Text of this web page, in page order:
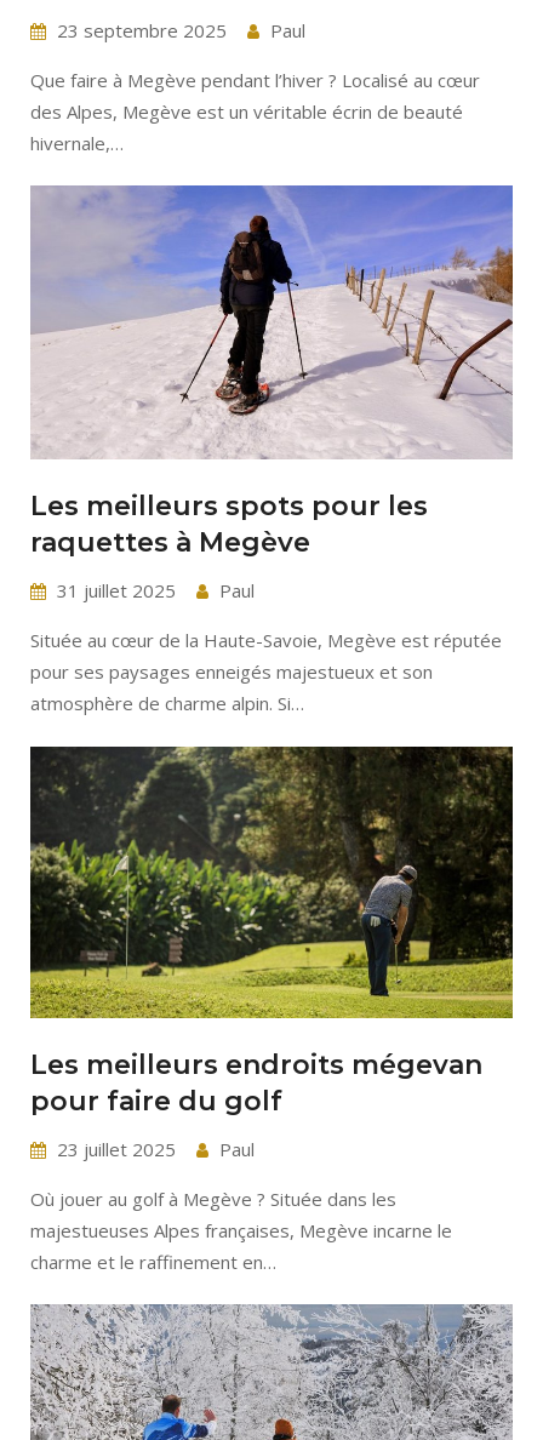
23 septembre 2025 Paul
Que faire à Megève pendant l’hiver ? Localisé au cœur
des Alpes, Megève est un véritable écrin de beauté
hivernale,…
Les meilleurs spots pour les
raquettes à Megève
31 juillet 2025 Paul
Située au cœur de la Haute-Savoie, Megève est réputée
pour ses paysages enneigés majestueux et son
atmosphère de charme alpin. Si…
Les meilleurs endroits mégevan
pour faire du golf
23 juillet 2025 Paul
Où jouer au golf à Megève ? Située dans les
majestueuses Alpes françaises, Megève incarne le
charme et le raffinement en…